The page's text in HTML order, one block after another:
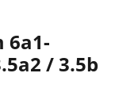
6a1-
/ 3.5b